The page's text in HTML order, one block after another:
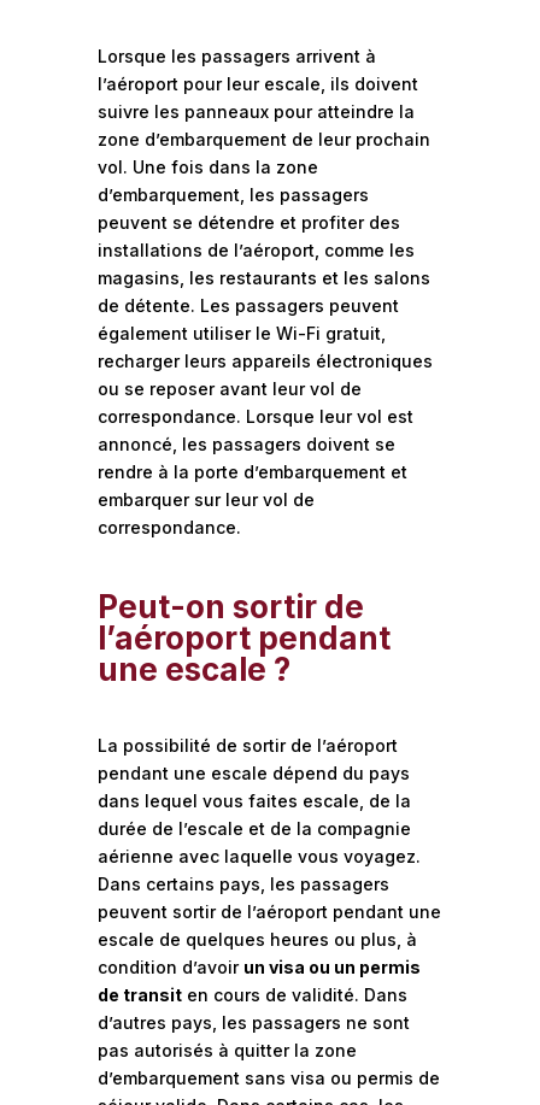
Lorsque les passagers arrivent à
l’aéroport pour leur escale, ils doivent
suivre les panneaux pour atteindre la
zone d’embarquement de leur prochain
vol. Une fois dans la zone
d’embarquement, les passagers
peuvent se détendre et profiter des
installations de l’aéroport, comme les
magasins, les restaurants et les salons
de détente. Les passagers peuvent
également utiliser le Wi-Fi gratuit,
recharger leurs appareils électroniques
ou se reposer avant leur vol de
correspondance. Lorsque leur vol est
annoncé, les passagers doivent se
rendre à la porte d’embarquement et
embarquer sur leur vol de
correspondance.
Peut-on sortir de
l’aéroport pendant
une escale ?
La possibilité de sortir de l’aéroport
pendant une escale dépend du pays
dans lequel vous faites escale, de la
durée de l’escale et de la compagnie
aérienne avec laquelle vous voyagez.
Dans certains pays, les passagers
peuvent sortir de l’aéroport pendant une
escale de quelques heures ou plus, à
condition d’avoir un visa ou un permis
de transiten cours de validité. Dans
d’autres pays, les passagers ne sont
pas autorisés à quitter la zone
d’embarquement sans visa ou permis de